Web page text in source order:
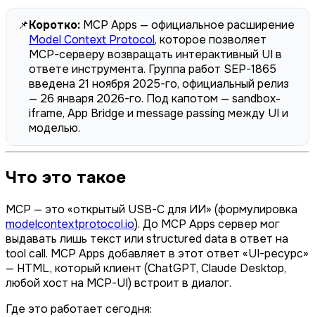
📌Коротко: MCP Apps — официальное расширение
Model Context Protocol, которое позволяет
MCP-серверу возвращать интерактивный UI в
ответе инструмента. Группа работ SEP-1865
введена 21 ноября 2025-го, официальный релиз
— 26 января 2026-го. Под капотом — sandbox-
iframe, App Bridge и message passing между UI и
моделью.
Что это такое
MCP — это «oткрытый USB-C для ИИ» (формулировка
modelcontextprotocol.io). До MCP Apps сервер мог
выдавать лишь текст или structured data в ответ на
tool call. MCP Apps добавляет в этот ответ «UI-ресурс»
— HTML, который клиент (ChatGPT, Claude Desktop,
любой хост на MCP-UI) встроит в диалог.
Где это работает сегодня: